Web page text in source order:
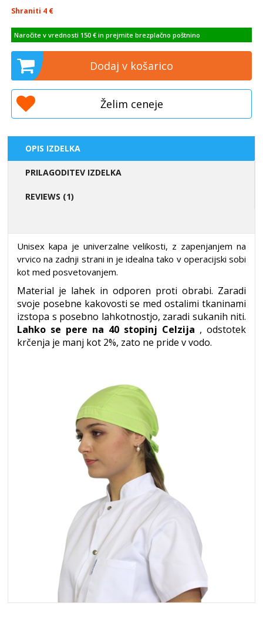
Shraniti 4 €
Naročite v vrednosti 150 € in prejmite brezplačno poštnino
Dodaj v košarico
Želim ceneje
OPIS IZDELKA
PRILAGODITEV IZDELKA
REVIEWS (1)
Unisex kapa je univerzalne velikosti, z zapenjanjem na
vrvico na zadnji strani in je idealna tako v operacijski sobi
kot med posvetovanjem.
Material je lahek in odporen proti obrabi. Zaradi
svoje posebne kakovosti se med ostalimi tkaninami
izstopa s posebno lahkotnostjo, zaradi sukanih niti.
Lahko se pere na 40 stopinj Celzija , odstotek
krčenja je manj kot 2%, zato ne pride v vodo.